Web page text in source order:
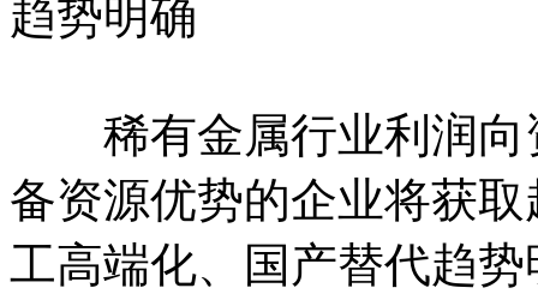
趋势明确
稀有金属行业利润向
备资源优势的企业将获
工高端化、国产替代趋